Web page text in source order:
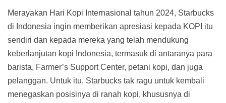
Merayakan Hari Kopi Internasional tahun 2024, Starbucks
di Indonesia ingin memberikan apresiasi kepada KOPI itu
sendiri dan kepada mereka yang telah mendukung
keberlanjutan kopi Indonesia, termasuk di antaranya para
barista, Farmer’s Support Center, petani kopi, dan juga
pelanggan. Untuk itu, Starbucks tak ragu untuk kembali
menegaskan posisinya di ranah kopi, khususnya di